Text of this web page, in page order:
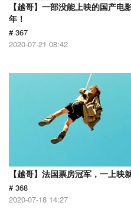
【越哥】一部没能上映的国产
年！
# 367
2020-07-21 08:42
【越哥】法国票房冠军，一上映
# 368
2020-07-18 14:27